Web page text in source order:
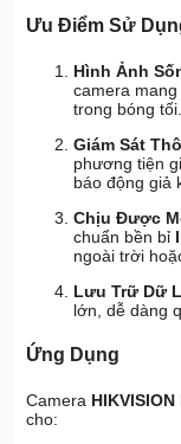
Ưu Điểm Sử
Hình Ảnh
camera
trong bóng tối.
Giám Sát
phương tiện
báo động giả
Chịu Được
chuẩn bền bỉ
ngoài trời
Lưu Trữ Dữ
lớn, dễ dàng
Ứng Dụng
Camera
cho: